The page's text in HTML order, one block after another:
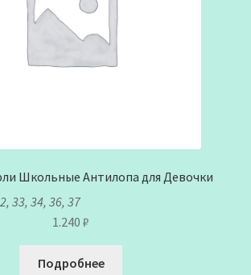
Школьные Антилопа для Девочки
33, 34, 36, 37
1.240 ₽
Подробнее